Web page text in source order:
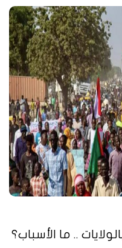
.. ما الأسباب؟